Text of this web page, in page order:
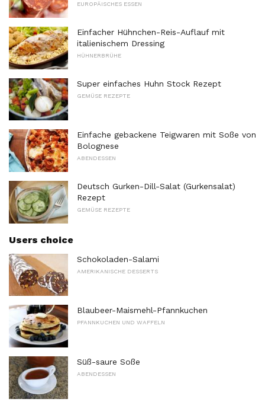
EUROPÄISCHES ESSEN
Einfacher Hühnchen-Reis-Auflauf mit
italienischem Dressing
HÜHNERBRÜHE
Super einfaches Huhn Stock Rezept
GEMÜSE REZEPTE
Einfache gebackene Teigwaren mit Soße von
Bolognese
ABENDESSEN
Deutsch Gurken-Dill-Salat (Gurkensalat)
Rezept
GEMÜSE REZEPTE
Users choice
Schokoladen-Salami
AMERIKANISCHE DESSERTS
Blaubeer-Maismehl-Pfannkuchen
PFANNKUCHEN UND WAFFELN
Süß-saure Soße
ABENDESSEN